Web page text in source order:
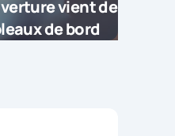
vient de
de bord